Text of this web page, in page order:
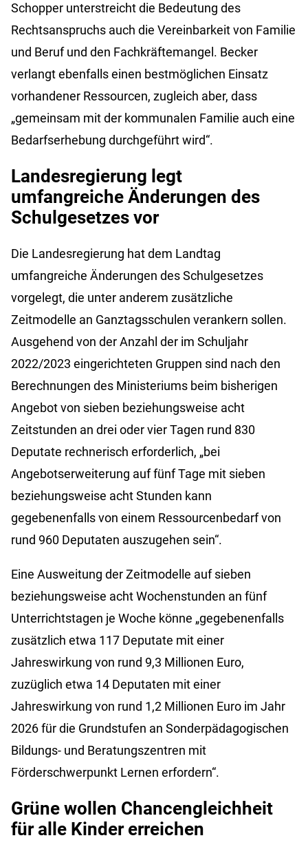
Schopper unterstreicht die Bedeutung des
Rechtsanspruchs auch die Vereinbarkeit von Familie
und Beruf und den Fachkräftemangel. Becker
verlangt ebenfalls einen bestmöglichen Einsatz
vorhandener Ressourcen, zugleich aber, dass
„gemeinsam mit der kommunalen Familie auch eine
Bedarfserhebung durchgeführt wird“.
Landesregierung legt
umfangreiche Änderungen des
Schulgesetzes vor
Die Landesregierung hat dem Landtag
umfangreiche Änderungen des Schulgesetzes
vorgelegt, die unter anderem zusätzliche
Zeitmodelle an Ganztagsschulen verankern sollen.
Ausgehend von der Anzahl der im Schuljahr
2022/2023 eingerichteten Gruppen sind nach den
Berechnungen des Ministeriums beim bisherigen
Angebot von sieben beziehungsweise acht
Zeitstunden an drei oder vier Tagen rund 830
Deputate rechnerisch erforderlich, „bei
Angebotserweiterung auf fünf Tage mit sieben
beziehungsweise acht Stunden kann
gegebenenfalls von einem Ressourcenbedarf von
rund 960 Deputaten auszugehen sein“.
Eine Ausweitung der Zeitmodelle auf sieben
beziehungsweise acht Wochenstunden an fünf
Unterrichtstagen je Woche könne „gegebenenfalls
zusätzlich etwa 117 Deputate mit einer
Jahreswirkung von rund 9,3 Millionen Euro,
zuzüglich etwa 14 Deputaten mit einer
Jahreswirkung von rund 1,2 Millionen Euro im Jahr
2026 für die Grundstufen an Sonderpädagogischen
Bildungs- und Beratungszentren mit
Förderschwerpunkt Lernen erfordern“.
Grüne wollen Chancengleichheit
für alle Kinder erreichen